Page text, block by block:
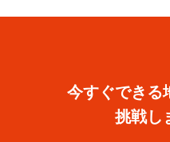
今すぐできる
挑戦し